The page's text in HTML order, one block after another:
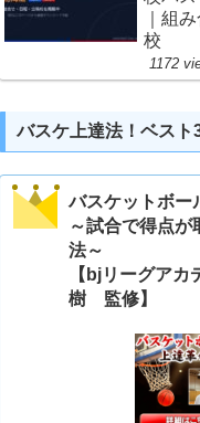
｜組
校
1172
バスケ上達法！ベスト
バスケットボー
～試合で得点が
法～
【bjリーグア
樹 監修】